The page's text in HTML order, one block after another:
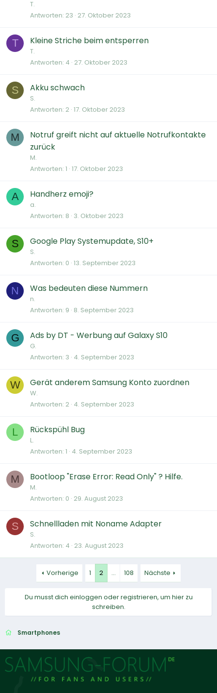
T.
Antworten 23 27. Oktober 2023
T Kleine Striche beim entsperren
T.
Antworten 4 27. Oktober 2023
S Akku schwach
S.
Antworten 2 17. Oktober 2023
M
Notruf greift nicht auf aktuelle Notrufkontakte
zurück
M.
Antworten 1 17. Oktober 2023
A Handherz emoji?
a.
Antworten 8 3. Oktober 2023
S Google Play Systemupdate, S10+
S.
Antworten 0 13. September 2023
N Was bedeuten diese Nummern
n.
Antworten 9 8. September 2023
G Ads by DT - Werbung auf Galaxy S10
G.
Antworten 3 4. September 2023
W Gerät anderem Samsung Konto zuordnen
W.
Antworten 2 4. September 2023
L Rückspühl Bug
L.
Antworten 1 4. September 2023
M Bootloop "Erase Error: Read Only" ? Hilfe.
M.
Antworten 0 29. August 2023
S Schnellladen mit Noname Adapter
S.
Antworten 4 23. August 2023
Vorherige 1 2 … 108 Nächste
Du musst dich einloggen oder registrieren, um hier zu
schreiben.
Smartphones